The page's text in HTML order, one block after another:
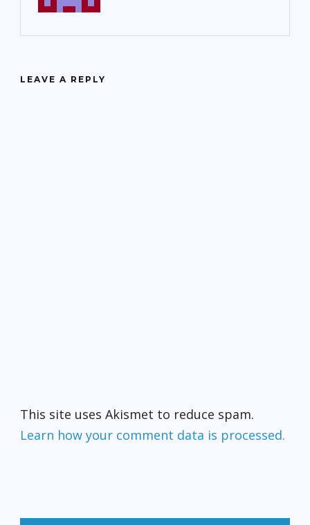
LEAVE A REPLY
This site uses Akismet to reduce spam.
Learn how your comment data is processed.